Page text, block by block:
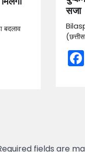
बदलाव
सजा
fields are